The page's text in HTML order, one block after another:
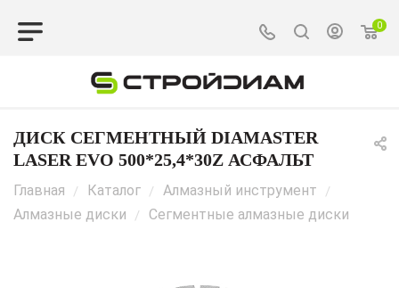
0
ДИСК СЕГМЕНТНЫЙ DIAMASTER
LASER EVO 500*25,4*30Z АСФАЛЬТ
Главная / Каталог / Алмазный инструмент /
Алмазные диски / Сегментные алмазные диски